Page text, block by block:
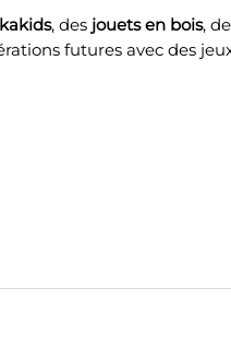
, des jouets en bois,
futures avec des